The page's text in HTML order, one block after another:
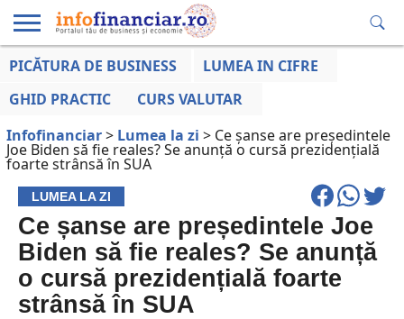
EDUCAȚIE
LA ZI
AFACERILOR
PICĂTURA DE BUSINESS
LUMEA IN CIFRE
GHID PRACTIC
CURS VALUTAR
Infofinanciar> Lumea la zi > Ce șanse are președintele
Joe Biden să fie reales? Se anunță o cursă prezidențială
foarte strânsă în SUA
LUMEA LA ZI
Ce șanse are președintele Joe
Biden să fie reales? Se anunță
o cursă prezidențială foarte
strânsă în SUA